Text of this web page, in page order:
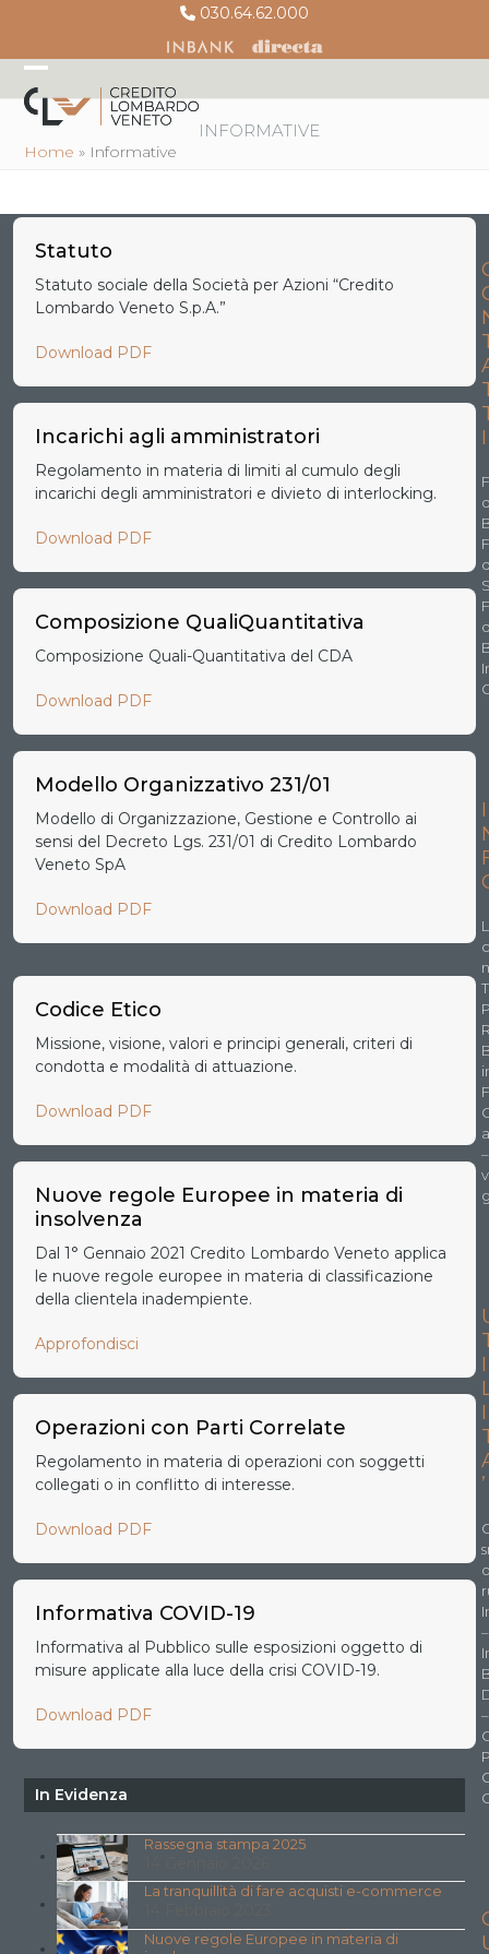
content
030.64.62.000
Open
mobile
menu
Close
mobile
menu
INFORMATIVE
Home » Informative
Statuto
Statuto sociale della Società per Azioni “Credito
Lombardo Veneto S.p.A.”
Download PDF
Incarichi agli amministratori
Regolamento in materia di limiti al cumulo degli
incarichi degli amministratori e divieto di interlocking.
Download PDF
Composizione QualiQuantitativa
Composizione Quali-Quantitativa del CDA
Download PDF
Modello Organizzativo 231/01
Modello di Organizzazione, Gestione e Controllo ai
sensi del Decreto Lgs. 231/01 di Credito Lombardo
Veneto SpA
Download PDF
Codice Etico
Missione, visione, valori e principi generali, criteri di
condotta e modalità di attuazione.
Download PDF
Nuove regole Europee in materia di
insolvenza
Dal 1° Gennaio 2021 Credito Lombardo Veneto applica
le nuove regole europee in materia di classificazione
della clientela inadempiente.
Approfondisci
Operazioni con Parti Correlate
Regolamento in materia di operazioni con soggetti
collegati o in conflitto di interesse.
Download PDF
Informativa COVID-19
Informativa al Pubblico sulle esposizioni oggetto di
misure applicate alla luce della crisi COVID-19.
Download PDF
In Evidenza
Rassegna stampa 2025
La tranquillità di fare acquisti e-commerce
Nuove regole Europee in materia di
I
I
–
I
I
’
–
–